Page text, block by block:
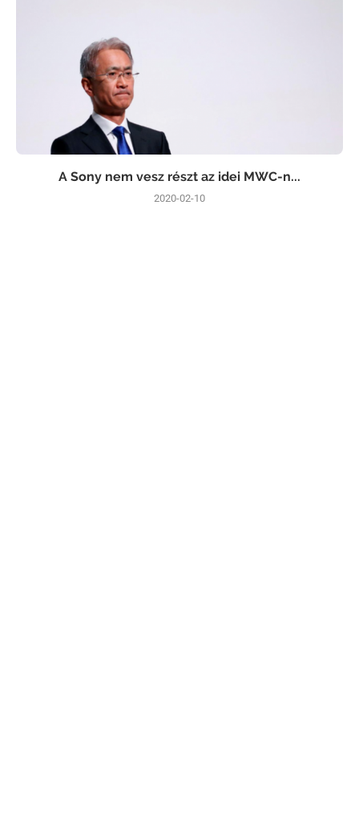
A Sony nem vesz részt az idei MWC-n...
2020-02-10